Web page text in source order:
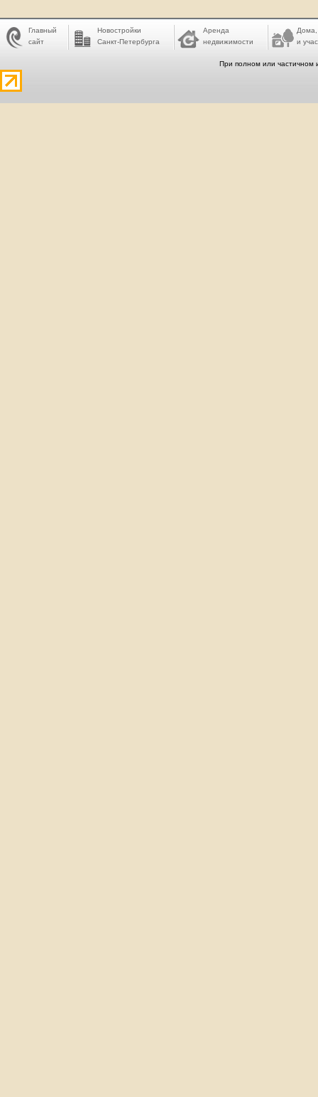
Главный
сайт
Новостройки
Санкт-Петербурга
Аренда
недвижимости
Дома,
и
При полном или частичном